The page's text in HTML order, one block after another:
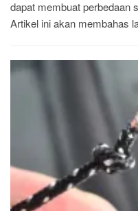
dapat membuat perbedaan
Artikel ini akan membahas